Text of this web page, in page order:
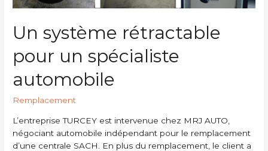
Un système rétractable
pour un spécialiste
automobile
Remplacement
L’entreprise TURCEY est intervenue chez MRJ AUTO,
négociant automobile indépendant pour le remplacement
d’une centrale SACH. En plus du remplacement, le client a